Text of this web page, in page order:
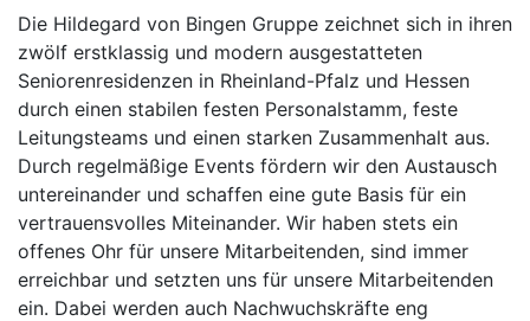
Die Hildegard von Bingen Gruppe zeichnet sich in ihren
zwölf erstklassig und modern ausgestatteten
Seniorenresidenzen in Rheinland-Pfalz und Hessen
durch einen stabilen festen Personalstamm, feste
Leitungsteams und einen starken Zusammenhalt aus.
Durch regelmäßige Events fördern wir den Austausch
untereinander und schaffen eine gute Basis für ein
vertrauensvolles Miteinander. Wir haben stets ein
offenes Ohr für unsere Mitarbeitenden, sind immer
erreichbar und setzten uns für unsere Mitarbeitenden
ein. Dabei werden auch Nachwuchskräfte eng